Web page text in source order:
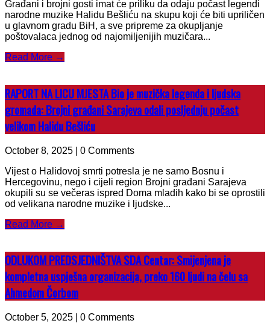
Građani i brojni gosti imat će priliku da odaju počast legendi
narodne muzike Halidu Bešliću na skupu koji će biti upriličen
u glavnom gradu BiH, a sve pripreme za okupljanje
poštovalaca jednog od najomiljenijih muzičara...
Read More →
RAPORT NA LICU MJESTA Bio je muzička legenda i ljudska
gromada: Brojni građani Sarajeva odali posljednju počast
velikom Halidu Bešliću
October 8, 2025 | 0 Comments
Vijest o Halidovoj smrti potresla je ne samo Bosnu i
Hercegovinu, nego i cijeli region Brojni građani Sarajeva
okupili su se večeras ispred Doma mladih kako bi se oprostili
od velikana narodne muzike i ljudske...
Read More →
ODLUKOM PREDSJEDNIŠTVA SDA Centar: Smijenjena je
kompletna uspješna organizacija, preko 160 ljudi na čelu sa
Ahmedom Čorbom
October 5, 2025 | 0 Comments